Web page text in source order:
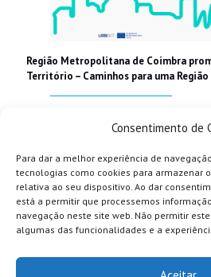
Consentimento de
Para dar a melhor experiência de
tecnologias como cookies para armazenar
relativa ao seu dispositivo. Ao dar
está a permitir que processemos
navegação neste site web. Não permitir
algumas das funcionalidades e a
Região Metropolitana de Coimbra
Território – Caminhos para uma Região
Read more